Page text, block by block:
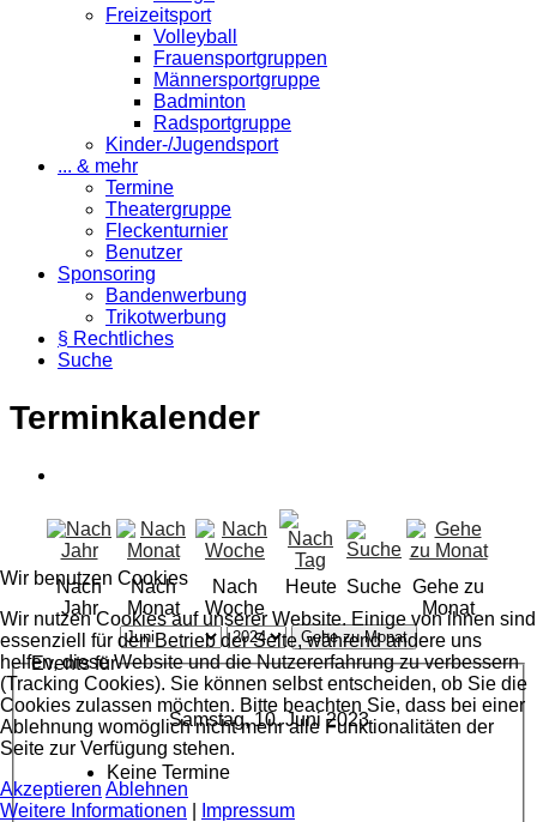
Freizeitsport
Volleyball
Frauensportgruppen
Männersportgruppe
Badminton
Radsportgruppe
Kinder-/Jugendsport
... & mehr
Termine
Theatergruppe
Fleckenturnier
Benutzer
Sponsoring
Bandenwerbung
Trikotwerbung
§ Rechtliches
Suche
Terminkalender
Nach
Jahr
Nach
Monat
Nach
Woche
Heute Suche Gehe zu
Monat
Gehe zu Monat
Events für
Samstag, 10. Juni 2023
Keine Termine
Wir benutzen Cookies
Wir nutzen Cookies auf unserer Website. Einige von ihnen sind
essenziell für den Betrieb der Seite, während andere uns
helfen, diese Website und die Nutzererfahrung zu verbessern
(Tracking Cookies). Sie können selbst entscheiden, ob Sie die
Cookies zulassen möchten. Bitte beachten Sie, dass bei einer
Ablehnung womöglich nicht mehr alle Funktionalitäten der
Seite zur Verfügung stehen.
Akzeptieren Ablehnen
Weitere Informationen
Impressum